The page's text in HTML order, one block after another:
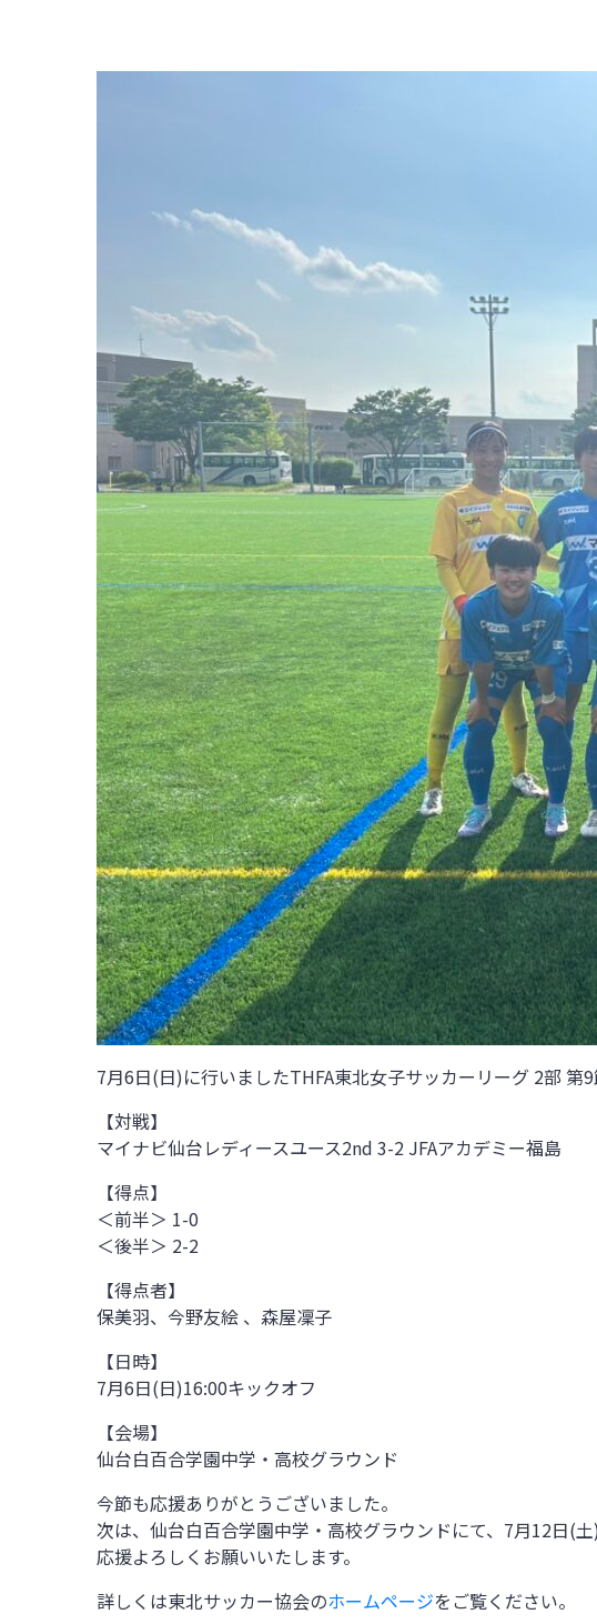
7月6日(日)に行いましたTHFA東北女子サッカーリーグ 2部 第
【対戦】
マイナビ仙台レディースユース2nd 3-2 JFAアカデミー福島
【得点】
＜前半＞ 1-0
＜後半＞ 2-2
【得点者】
保美羽、今野友絵 、森屋凜子
【日時】
7月6日(日)16:00キックオフ
【会場】
仙台白百合学園中学・高校グラウンド
今節も応援ありがとうございました。
次は、仙台白百合学園中学・高校グラウンドにて、7月12日(
応援よろしくお願いいたします。
詳しくは東北サッカー協会のホームページをご覧ください。